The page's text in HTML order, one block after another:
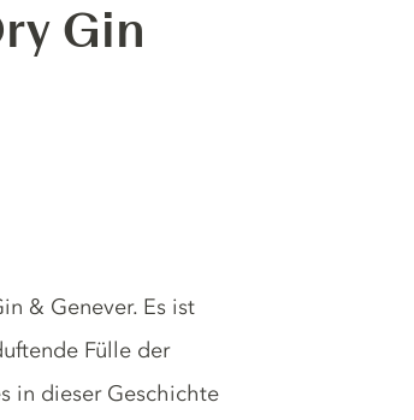
Gin
& Genever. Es ist
Fülle der
in dieser Geschichte